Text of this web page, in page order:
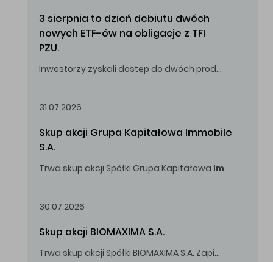
3 sierpnia to dzień debiutu dwóch
nowych ETF-ów na obligacje z TFI
PZU.
Inwestorzy zyskali dostęp do dwóch produktów umożliwiających inwestowanie w obligacje skarbowe.
31.07.2026
Skup akcji Grupa Kapitałowa Immobile
S.A.
Trwa skup akcji Spółki Grupa Kapitałowa Immobile
30.07.2026
Skup akcji BIOMAXIMA S.A.
Trwa skup akcji Spółki BIOMAXIMA S.A. Zapisy do 4 sierpnia 2026 r. do godz. 16.00.